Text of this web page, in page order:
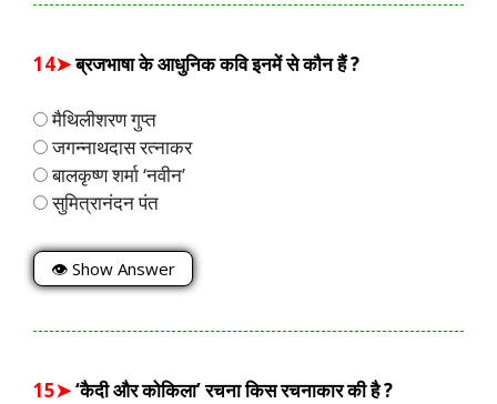
14➤ब्रजभाषा के आधुनिक कवि इनमें से कौन हैं ?
मैथिलीशरण गुप्त
जगन्नाथदास रत्नाकर
बालकृष्ण शर्मा ‘नवीन’
सुमित्रानंदन पंत
👁 Show Answer
15➤‘कैदी और कोकिला’ रचना किस रचनाकार की है ?